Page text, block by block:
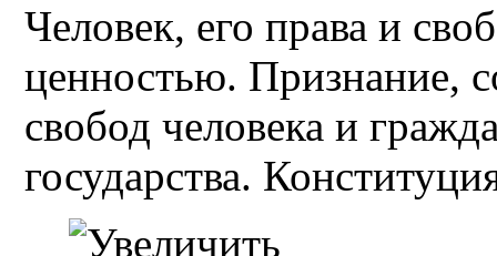
Человек, его права и
ценностью. Признание,
свобод человека и
государства.